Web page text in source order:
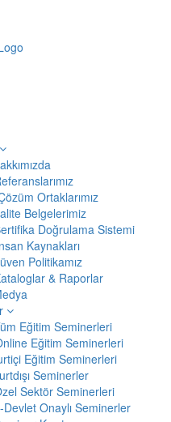
Ortaklarımız
Belgelerimiz
Doğrulama Sistemi
Kaynakları
Politikamız
& Raporlar
Eğitim Seminerleri
Eğitim Seminerleri
Eğitim Seminerleri
Seminerler
Sektör Seminerleri
Devlet Onaylı Seminerler